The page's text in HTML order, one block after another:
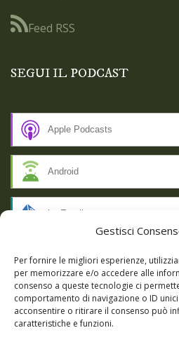
Gestisci
Per fornire le migliori esperienze,
per memorizzare e/o accedere alle
consenso a queste tecnologie ci
comportamento di navigazione o ID
acconsentire o ritirare il consenso può
caratteristiche e funzioni.
Feed RSS
SEGUI IL PODCAST
Apple Podcasts
Android
by Email
RSS
SSL SECURE